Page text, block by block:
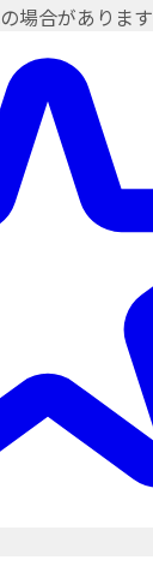
場合があります